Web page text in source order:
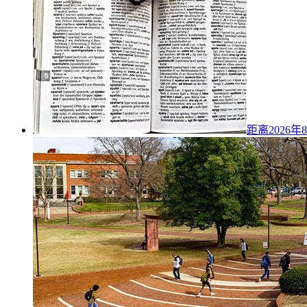
距离2026年